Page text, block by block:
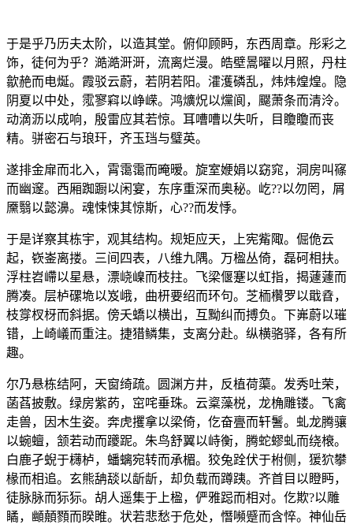
于是乎乃历夫太阶，以造其堂。俯仰顾眄，东西周章。彤彩之
饰，徒何为乎？澔澔涆涆，流离烂漫。皓壁暠曜以月照，丹柱
歙赩而电烻。霞驳云蔚，若阴若阳。瀖濩磷乱，炜炜煌煌。隐
阴夏以中处，霐寥窲以峥嵘。鸿爌炾以爣阆，飋萧条而清泠。
动滴沥以成响，殷雷应其若惊。耳嘈嘈以失听，目矎矎而丧
精。骈密石与琅玕，齐玉珰与璧英。
遂排金扉而北入，霄霭霭而晻暧。旋室㛹娟以窈窕，洞房叫窱
而幽邃。西厢踟蹰以闲宴，东序重深而奥秘。屹??以勿罔，屑
黡翳以懿濞。魂悚悚其惊斯，心??而发悸。
于是详察其栋宇，观其结构。规矩应天，上宪觜陬。倔佹云
起，嵚崟离搂。三间四表，八维九隅。万楹丛倚，磊砢相扶。
浮柱岧嵽以星悬，漂峣嵲而枝拄。飞梁偃蹇以虹指，揭蘧蘧而
腾凑。层栌磥垝以岌峨，曲枅要绍而环句。芝栭欑罗以戢孴，
枝牚杈枒而斜据。傍夭蟜以横出，互黝纠而搏负。下岪蔚以璀
错，上崎嶬而重注。捷猎鳞集，支离分赴。纵横骆驿，各有所
趣。
尔乃悬栋结阿，天窗绮疏。圆渊方井，反植荷蕖。发秀吐荣，
菡萏披敷。绿房紫菂，窋咤垂珠。云楶藻棁，龙桷雕镂。飞禽
走兽，因木生姿。奔虎攫拿以梁倚，仡奋亹而轩鬐。虬龙腾骧
以蜿蟺，颔若动而躨跜。朱鸟舒翼以峙衡，腾蛇蟉虬而绕榱。
白鹿孑蜺于欂栌，蟠螭宛转而承楣。狡兔跧伏于柎侧，猨狖攀
椽而相追。玄熊舑舕以龂龂，却负载而蹲跠。齐首目以瞪眄，
徒脉脉而狋狋。胡人遥集于上楹，俨雅跽而相对。仡欺?以雕
瞲，䫜顤顟而睽睢。状若悲愁于危处，憯嚬蹙而含悴。神仙岳